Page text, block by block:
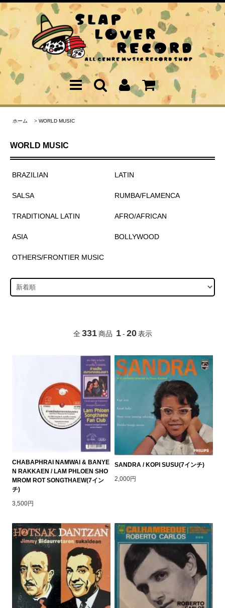
ホーム > WORLD MUSIC
WORLD MUSIC
BRAZILIAN LATIN
SALSA RUMBA/FLAMENCA
TRADITIONAL LATIN AFRO/AFRICAN
ASIA BOLLYWOOD
OTHERS/FRONTIER MUSIC
全 331 商品 1 - 20 表示
CHABAPHRAI NAMWAI & BANYE
N RAKKAEN / LAM PHLOEN SHO
MROM ROT SONGTHAEW(7イン
チ)
3,500円
SANDRA / KOPI SUSU(7インチ)
2,000円